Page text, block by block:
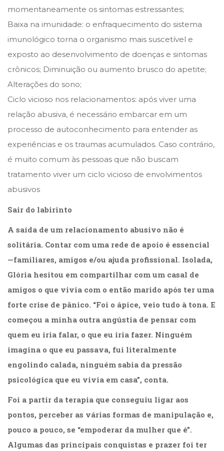
momentaneamente os sintomas estressantes;
Baixa na imunidade: o enfraquecimento do sistema
imunológico torna o organismo mais suscetível e
exposto ao desenvolvimento de doenças e sintomas
crônicos; Diminuição ou aumento brusco do apetite;
Alterações do sono;
Ciclo vicioso nos relacionamentos: após viver uma
relação abusiva, é necessário embarcar em um
processo de autoconhecimento para entender as
experiências e os traumas acumulados. Caso contrário,
é muito comum às pessoas que não buscam
tratamento viver um ciclo vicioso de envolvimentos
abusivos
Sair do labirinto
A saída de um relacionamento abusivo não é
solitária. Contar com uma rede de apoio é essencial
—familiares, amigos e/ou ajuda profissional. Isolada,
Glória hesitou em compartilhar com um casal de
amigos o que vivia com o então marido após ter uma
forte crise de pânico. “Foi o ápice, veio tudo à tona. E
começou a minha outra angústia de pensar com
quem eu iria falar, o que eu iria fazer. Ninguém
imagina o que eu passava, fui literalmente
engolindo calada, ninguém sabia da pressão
psicológica que eu vivia em casa”, conta.
Foi a partir da terapia que conseguiu ligar aos
pontos, perceber as várias formas de manipulação e,
pouco a pouco, se “empoderar da mulher que é”.
Algumas das principais conquistas e prazer foi ter